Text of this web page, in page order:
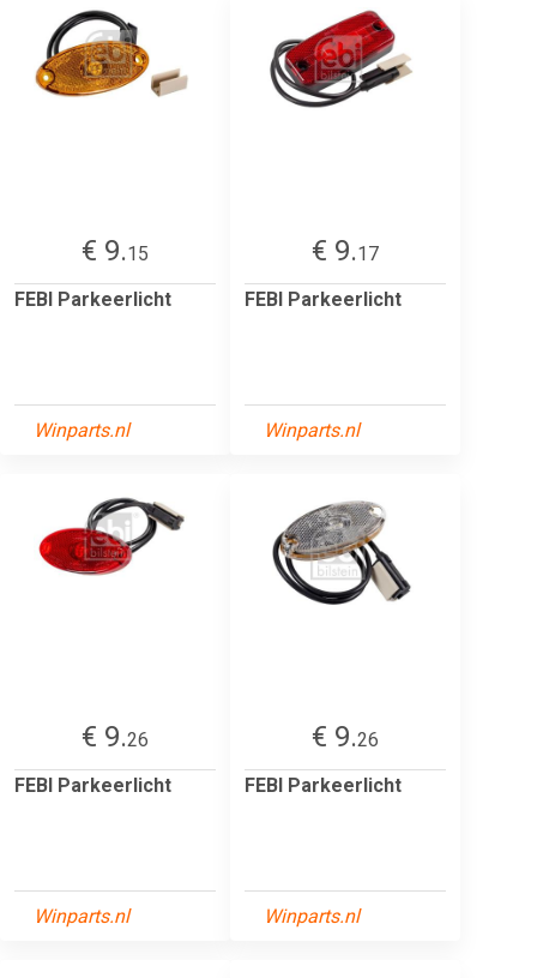
€ 9.15
FEBI Parkeerlicht
Winparts.nl
€ 9.17
FEBI Parkeerlicht
Winparts.nl
€ 9.26
FEBI Parkeerlicht
Winparts.nl
€ 9.26
FEBI Parkeerlicht
Winparts.nl